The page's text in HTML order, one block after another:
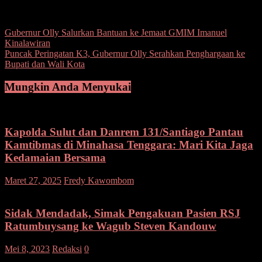
Navigasi
pos
Gubernur Olly Salurkan Bantuan ke Jemaat GMIM Imanuel
Kinalawiran
Puncak Peringatan K3, Gubernur Olly Serahkan Penghargaan ke
Bupati dan Wali Kota
Mungkin Anda Menyukai
Kapolda Sulut dan Danrem 131/Santiago Pantau
Kamtibmas di Minahasa Tenggara: Mari Kita Jaga
Kedamaian Bersama
Maret 27, 2025 Fredy Kawombom
dan
Sidak Mendadak, Simak Pengakuan Pasien RSJ
Ratumbuysang ke Wagub Steven Kandouw
Mei 8, 2023 Redaksi 0